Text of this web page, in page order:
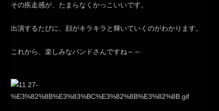
その疾走感が、たまらなくかっこいいです。
出演するたびに、顔がキラキラと輝いていくのがわかります。
これから、楽しみなバンドさんですね～～